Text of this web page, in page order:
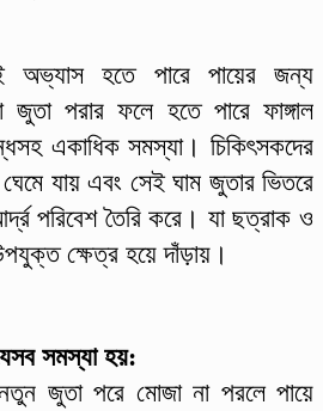
অভ্যাস হতে পারে পায়ের জন্য
পরার ফলে হতে পারে ফাঙ্গাল
একাধিক সমস্যা। চিকিৎসকদের
যায় এবং সেই ঘাম জুতার ভিতরে
পরিবেশ তৈরি করে। যা ছত্রাক ও
ক্ষেত্র হয়ে দাঁড়ায়।
সমস্যা হয়:
জুতা পরে মোজা না পরলে পায়ে